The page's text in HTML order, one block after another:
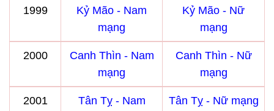
1999
Kỷ Mão - Nam
mạng
Kỷ Mão - Nữ
mạng
2000
Canh Thìn - Nam
mạng
Canh Thìn - Nữ
mạng
2001
Tân Tỵ - Nam
Tân Tỵ - Nữ mạng